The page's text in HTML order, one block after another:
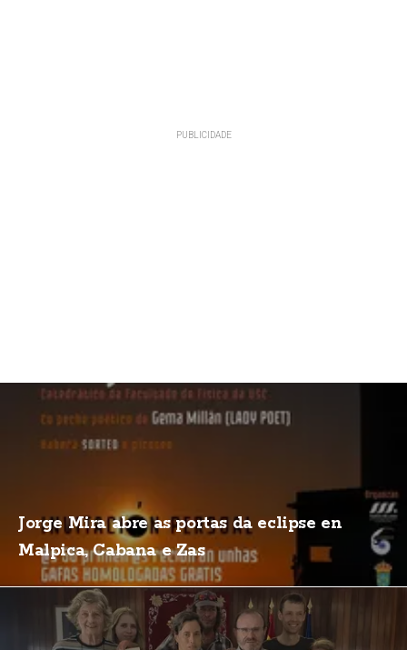
Jorge Mira abre as portas da eclipse en
Malpica, Cabana e Zas